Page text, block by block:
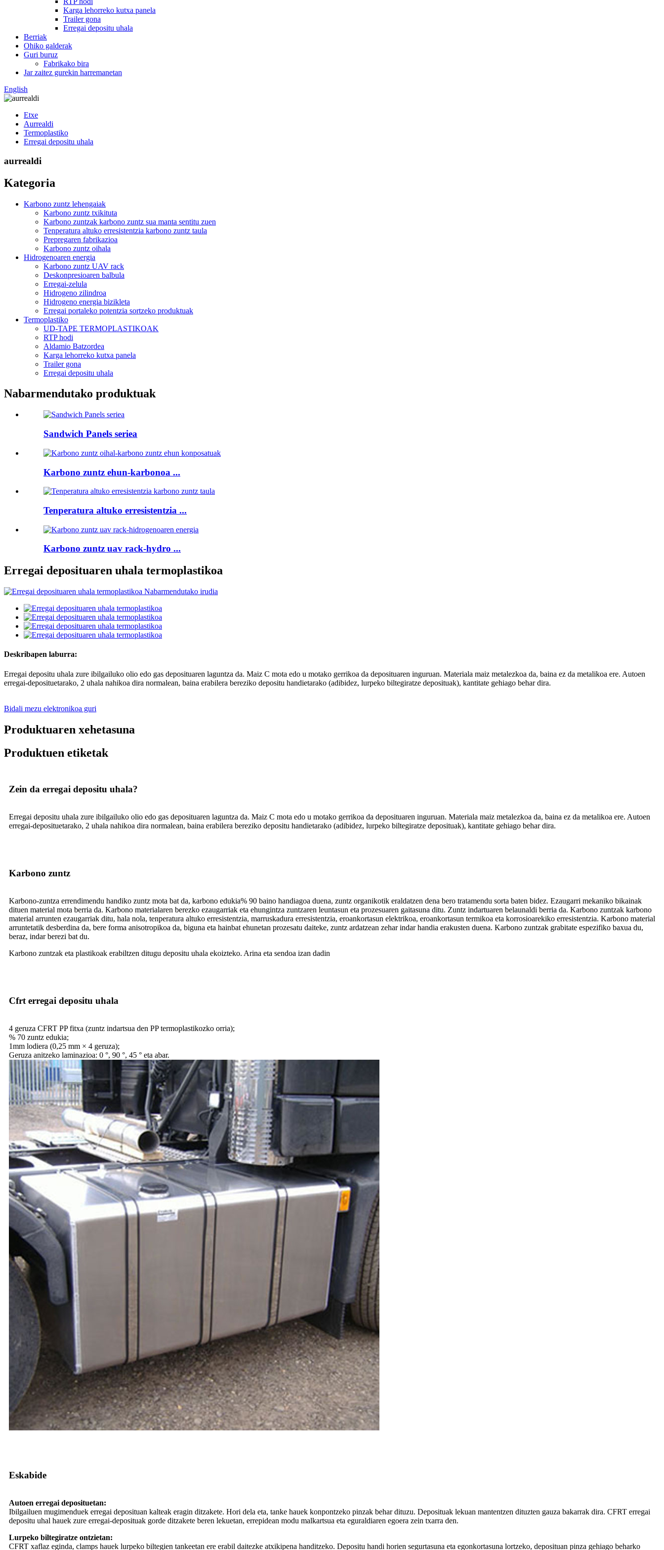
Karga lehorreko kutxa panela
Trailer gona
Erregai depositu uhala
Berriak
Ohiko galderak
Guri buruz
Fabrikako bira
Jar zaitez gurekin harremanetan
English
Etxe
Aurrealdi
Termoplastiko
Erregai depositu uhala
aurrealdi
Kategoria
Karbono zuntz lehengaiak
Karbono zuntz txikituta
Karbono zuntzak karbono zuntz sua manta sentitu zuen
Tenperatura altuko erresistentzia karbono zuntz taula
Prepregaren fabrikazioa
Karbono zuntz oihala
Hidrogenoaren energia
Karbono zuntz UAV rack
Deskonpresioaren balbula
Erregai-zelula
Hidrogeno zilindroa
Hidrogeno energia bizikleta
Erregai portaleko potentzia sortzeko produktuak
Termoplastiko
UD-TAPE TERMOPLASTIKOAK
RTP hodi
Aldamio Batzordea
Karga lehorreko kutxa panela
Trailer gona
Erregai depositu uhala
Nabarmendutako produktuak
Sandwich Panels seriea
Karbono zuntz ehun-karbonoa ...
Tenperatura altuko erresistentzia ...
Karbono zuntz uav rack-hydro ...
Erregai deposituaren uhala termoplastikoa
Deskribapen laburra:
Erregai depositu uhala zure ibilgailuko olio edo gas deposituaren laguntza da. Maiz C mota edo u motako gerrikoa da deposituaren inguruan. Materiala maiz metalezkoa da, baina ez da metalikoa ere. Autoen
erregai-deposituetarako, 2 uhala nahikoa dira normalean, baina erabilera bereziko depositu handietarako (adibidez, lurpeko biltegiratze deposituak), kantitate gehiago behar dira.
Bidali mezu elektronikoa guri
Produktuaren xehetasuna
Produktuen etiketak
Zein da erregai depositu uhala?
Erregai depositu uhala zure ibilgailuko olio edo gas deposituaren laguntza da. Maiz C mota edo u motako gerrikoa da deposituaren inguruan. Materiala maiz metalezkoa da, baina ez da metalikoa ere. Autoen
erregai-deposituetarako, 2 uhala nahikoa dira normalean, baina erabilera bereziko depositu handietarako (adibidez, lurpeko biltegiratze deposituak), kantitate gehiago behar dira.
Karbono zuntz
Karbono-zuntza errendimendu handiko zuntz mota bat da, karbono edukia% 90 baino handiagoa duena, zuntz organikotik eraldatzen dena bero tratamendu sorta baten bidez. Ezaugarri mekaniko bikainak
dituen material mota berria da. Karbono materialaren berezko ezaugarriak eta ehungintza zuntzaren leuntasun eta prozesuaren gaitasuna ditu. Zuntz indartuaren belaunaldi berria da. Karbono zuntzak karbono
material arrunten ezaugarriak ditu, hala nola, tenperatura altuko erresistentzia, marruskadura erresistentzia, eroankortasun elektrikoa, eroankortasun termikoa eta korrosioarekiko erresistentzia. Karbono material
arruntetatik desberdina da, bere forma anisotropikoa da, biguna eta hainbat ehunetan prozesatu daiteke, zuntz ardatzean zehar indar handia erakusten duena. Karbono zuntzak grabitate espezifiko baxua du,
beraz, indar berezi bat du.
Karbono zuntzak eta plastikoak erabiltzen ditugu depositu uhala ekoizteko. Arina eta sendoa izan dadin
Cfrt erregai depositu uhala
4 geruza CFRT PP fitxa (zuntz indartsua den PP termoplastikozko orria);
% 70 zuntz edukia;
1mm lodiera (0,25 mm × 4 geruza);
Geruza anitzeko laminazioa: 0 °, 90 °, 45 ° eta abar.
Eskabide
Autoen erregai deposituetan:
Ibilgailuen mugimenduek erregai deposituan kalteak eragin ditzakete. Hori dela eta, tanke hauek konpontzeko pinzak behar dituzu. Deposituak lekuan mantentzen dituzten gauza bakarrak dira. CFRT erregai
depositu uhal hauek zure erregai-deposituak gorde ditzakete beren lekuetan, errepidean modu malkartsua eta eguraldiaren egoera zein txarra den.
Lurpeko biltegiratze ontzietan:
CFRT xaflaz eginda, clamps hauek lurpeko biltegien tankeetan ere erabil daitezke atxikipena handitzeko. Depositu handi horien segurtasuna eta egonkortasuna lortzeko, deposituan pinza gehiago beharko